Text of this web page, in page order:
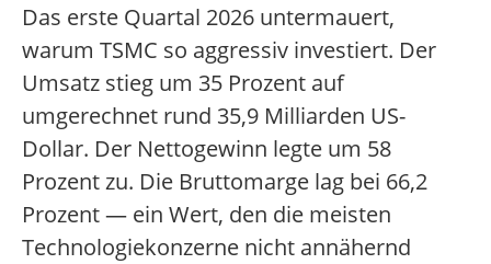
Das erste Quartal 2026 untermauert,
warum TSMC so aggressiv investiert. Der
Umsatz stieg um 35 Prozent auf
umgerechnet rund 35,9 Milliarden US-
Dollar. Der Nettogewinn legte um 58
Prozent zu. Die Bruttomarge lag bei 66,2
Prozent — ein Wert, den die meisten
Technologiekonzerne nicht annähernd